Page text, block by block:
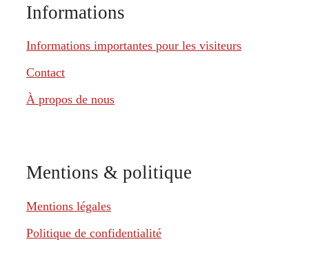
Informations
Informations importantes pour les visiteurs
Contact
À propos de nous
Mentions & politique
Mentions légales
Politique de confidentialité